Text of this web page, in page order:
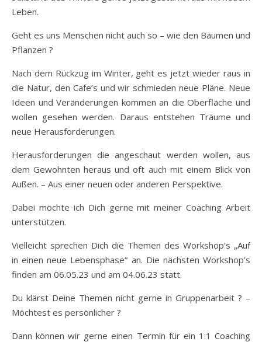
Leben.
Geht es uns Menschen nicht auch so – wie den Bäumen und
Pflanzen ?
Nach dem Rückzug im Winter, geht es jetzt wieder raus in
die Natur, den Cafe’s und wir schmieden neue Pläne. Neue
Ideen und Veränderungen kommen an die Oberfläche und
wollen gesehen werden. Daraus entstehen Träume und
neue Herausforderungen.
Herausforderungen die angeschaut werden wollen, aus
dem Gewohnten heraus und oft auch mit einem Blick von
Außen. – Aus einer neuen oder anderen Perspektive.
Dabei möchte ich Dich gerne mit meiner Coaching Arbeit
unterstützen.
Vielleicht sprechen Dich die Themen des Workshop’s „Auf
in einen neue Lebensphase“ an. Die nächsten Workshop’s
finden am 06.05.23 und am 04.06.23 statt.
Du klärst Deine Themen nicht gerne in Gruppenarbeit ? –
Möchtest es persönlicher ?
Dann können wir gerne einen Termin für ein 1:1 Coaching